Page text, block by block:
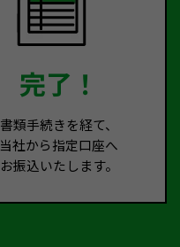
完了！
書類手続きを経て、
当社から指定口座へ
お振込いたします。